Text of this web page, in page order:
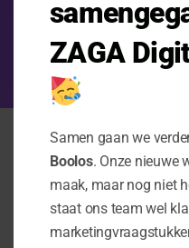
ZAGA
Samen gaan we
Boolos. Onze nieuwe
maak, maar nog niet
staat ons team wel